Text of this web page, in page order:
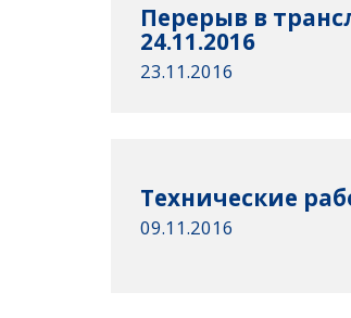
Перерыв в
24.11.2016
23.11.2016
Технические
09.11.2016